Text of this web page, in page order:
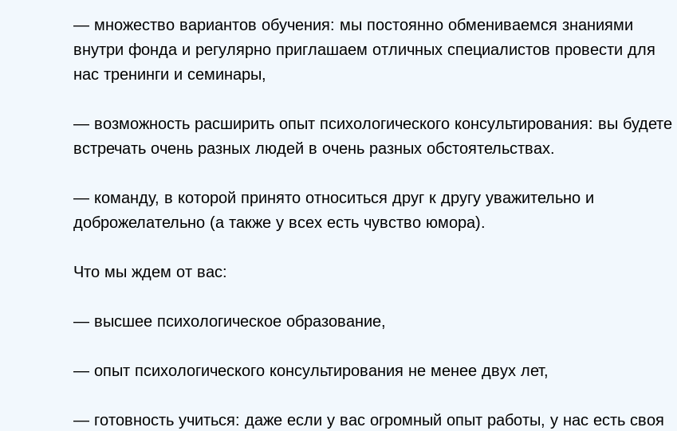
— множество вариантов обучения: мы постоянно обмениваемся знаниями
внутри фонда и регулярно приглашаем отличных специалистов провести для
нас тренинги и семинары,
— возможность расширить опыт психологического консультирования: вы будете
встречать очень разных людей в очень разных обстоятельствах.
— команду, в которой принято относиться друг к другу уважительно и
доброжелательно (а также у всех есть чувство юмора).
Что мы ждем от вас:
— высшее психологическое образование,
— опыт психологического консультирования не менее двух лет,
— готовность учиться: даже если у вас огромный опыт работы, у нас есть своя